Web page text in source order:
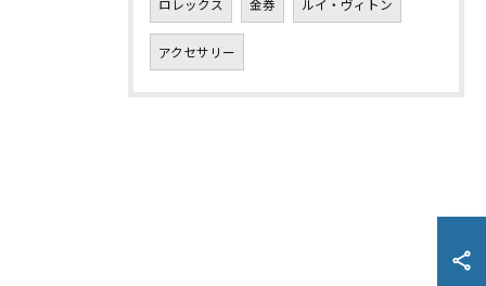
ロレックス 金券 ルイ・ヴィトン
アクセサリー